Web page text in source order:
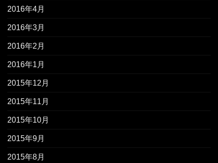
2016年4月
2016年3月
2016年2月
2016年1月
2015年12月
2015年11月
2015年10月
2015年9月
2015年8月